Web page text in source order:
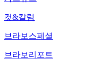
컷&칼럼
브라보스페셜
브라보리포트